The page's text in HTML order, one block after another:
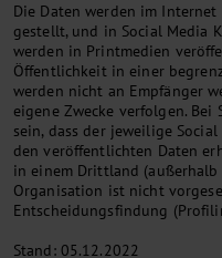
Die Daten werden im
gestellt, und in Social Media
werden in Printmedien
Öffentlichkeit in einer
werden nicht an Empfänger
eigene Zwecke verfolgen. Bei
sein, dass der jeweilige
den veröffentlichten Daten
in einem Drittland
Organisation ist nicht
Entscheidungsfindung
Stand: 05.12.2022